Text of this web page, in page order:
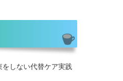
をしない代替ケア実践